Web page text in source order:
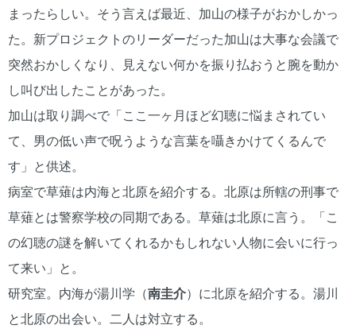
まったらしい。そう言えば最近、加山の様子がおかしかっ
た。新プロジェクトのリーダーだった加山は大事な会議で
突然おかしくなり、見えない何かを振り払おうと腕を動か
し叫び出したことがあった。
加山は取り調べで「ここ一ヶ月ほど幻聴に悩まされてい
て、男の低い声で呪うような言葉を囁きかけてくるんで
す」と供述。
病室で草薙は内海と北原を紹介する。北原は所轄の刑事で
草薙とは警察学校の同期である。草薙は北原に言う。「こ
の幻聴の謎を解いてくれるかもしれない人物に会いに行っ
て来い」と。
研究室。内海が湯川学（南圭介）に北原を紹介する。湯川
と北原の出会い。二人は対立する。